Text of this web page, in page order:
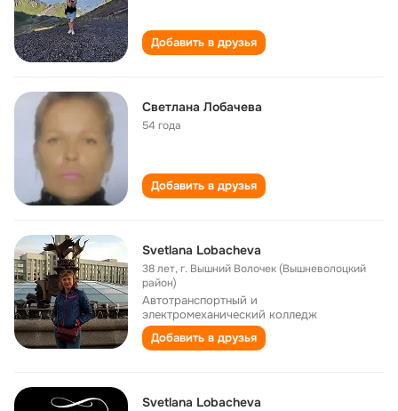
Добавить в друзья
Светлана Лобачева
54 года
Добавить в друзья
Svetlana Lobacheva
38 лет,г. Вышний Волочек (Вышневолоцкий
район)
Автотранспортный и
электромеханический колледж
Добавить в друзья
Svetlana Lobacheva